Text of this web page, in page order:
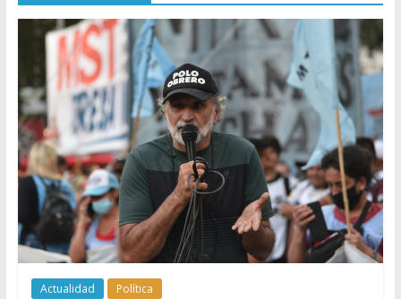
Actualidad Política